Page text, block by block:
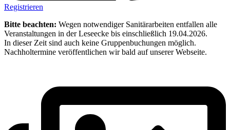
Registrieren
Bitte beachten: Wegen notwendiger Sanitärarbeiten entfallen alle
Veranstaltungen in der Leseecke bis einschließlich 19.04.2026.
In dieser Zeit sind auch keine Gruppenbuchungen möglich.
Nachholtermine veröffentlichen wir bald auf unserer Webseite.